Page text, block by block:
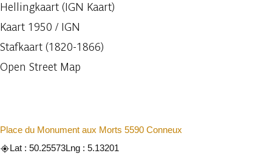
Hellingkaart (IGN Kaart)
Kaart 1950 / IGN
Stafkaart (1820-1866)
Open Street Map
Place du Monument aux Morts 5590 Conneux
Lat : 50.25573Lng : 5.13201